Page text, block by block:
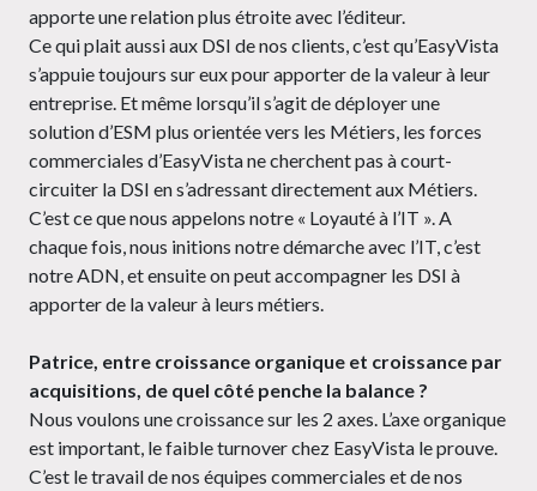
apporte une relation plus étroite avec l’éditeur.
Ce qui plait aussi aux DSI de nos clients, c’est qu’EasyVista
s’appuie toujours sur eux pour apporter de la valeur à leur
entreprise. Et même lorsqu’il s’agit de déployer une
solution d’ESM plus orientée vers les Métiers, les forces
commerciales d’EasyVista ne cherchent pas à court-
circuiter la DSI en s’adressant directement aux Métiers.
C’est ce que nous appelons notre « Loyauté à l’IT ». A
chaque fois, nous initions notre démarche avec l’IT, c’est
notre ADN, et ensuite on peut accompagner les DSI à
apporter de la valeur à leurs métiers.
Patrice, entre croissance organique et croissance par
acquisitions, de quel côté penche la balance ?
Nous voulons une croissance sur les 2 axes. L’axe organique
est important, le faible turnover chez EasyVista le prouve.
C’est le travail de nos équipes commerciales et de nos